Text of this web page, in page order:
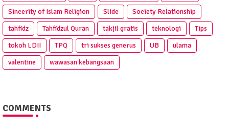
Sincerity of Islam Religion
Slide
Society Relationship
tahfidz
Tahfidzul Quran takjil gratis teknologi
Tips
tokoh LDII
TPQ tri sukses generus UB
ulama
valentine
wawasan kebangsaan
COMMENTS